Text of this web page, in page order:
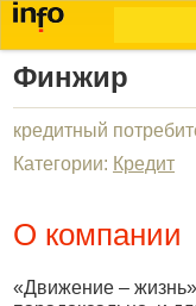
Финжир
кредитный
Категории: Кредит
О компании
«Движение –